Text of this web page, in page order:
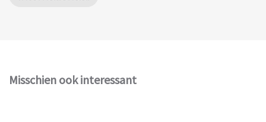
Misschien ook interessant